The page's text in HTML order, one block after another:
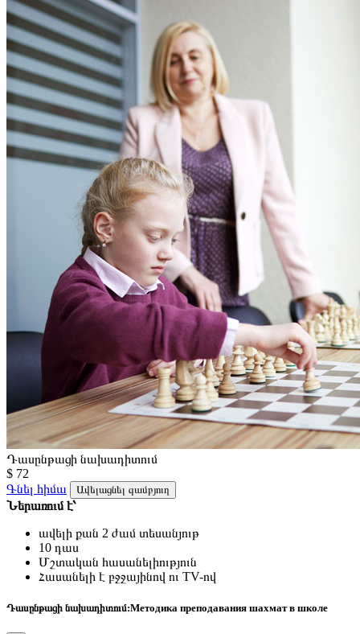
Դասընթացի նախադիտում
$ 72
Գնել հիմա
Ավելացնել զամբյուղ
Ներառում է՝
ավելի քան 2 ժամ տեսանյութ
10 դաս
Մշտական հասանելիություն
Հասանելի է բջջայինով ու TV-ով
Դասընթացի նախադիտում:Методика преподавания шахмат в школе